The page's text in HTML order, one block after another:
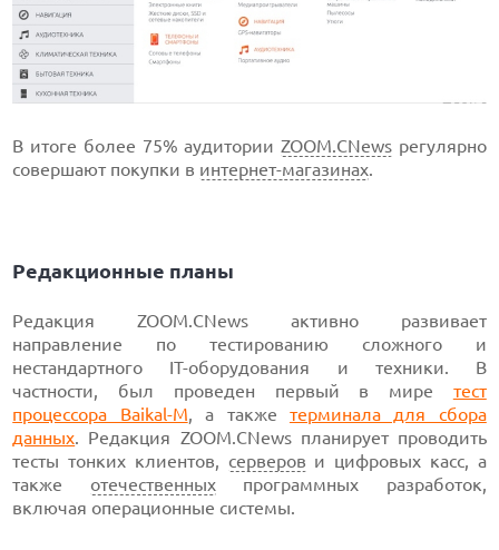
В итоге более 75% аудиторииZOOM.CNews регулярно
совершают покупки в интернет-магазинах.
Редакционные планы
Редакция ZOOM.CNews активно развивает
направление по тестированию сложного и
нестандартного IT-оборудования и техники. В
частности, был проведен первый в мире тест
процессора Baikal-М, а также терминала для сбора
данных. Редакция ZOOM.CNews планирует проводить
тесты тонких клиентов, серверов и цифровых касс, а
также отечественныхпрограммных разработок,
включая операционные системы.